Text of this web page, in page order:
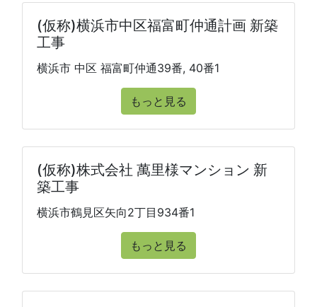
(仮称)横浜市中区福富町仲通計画 新築
工事
横浜市 中区 福富町仲通39番, 40番1
もっと見る
(仮称)株式会社 萬里様マンション 新
築工事
横浜市鶴見区矢向2丁目934番1
もっと見る